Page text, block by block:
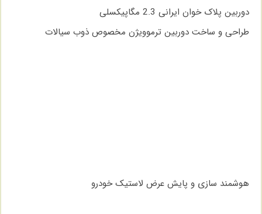
دوربین پلاک خوان ایرانی 2.3 مگاپیکسلی
طراحی و ساخت دوربین ترموویژن مخصوص ذوب سیالات
هوشمند سازی و پایش عرض لاستیک خودرو